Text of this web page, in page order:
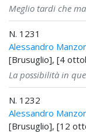
Meglio tardi che
N. 1231
Alessandro
[Brusuglio], [4
La possibilità in
N. 1232
Alessandro
[Brusuglio], [12